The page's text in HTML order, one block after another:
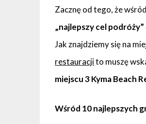
Zacznę od tego, że
„najlepszy cel podróży”
Jak znajdziemy się na
restauracjito muszę
miejscu 3 Kyma Beach
Wśród 10 najlepszych